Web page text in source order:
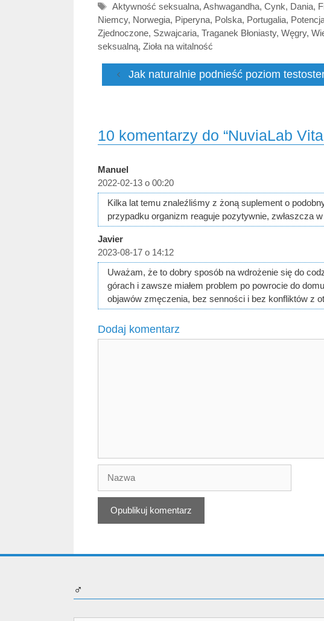
Tagi
Aktywność seksualna, Ashwagandha, Cynk, Dania,
Niemcy, Norwegia, Piperyna, Polska, Portugalia,
Zjednoczone, Szwajcaria, Traganek Błoniasty, Węgry,
seksualną, Zioła na witalność
Jak naturalnie podnieść poziom
10 komentarzy do “NuviaLab
Manuel
2022-02-13 o 00:20
Kilka lat temu znaleźliśmy z żoną suplement o
przypadku organizm reaguje pozytywnie, zwłaszcza
Javier
2023-08-17 o 14:12
Uważam, że to dobry sposób na wdrożenie się do
górach i zawsze miałem problem po powrocie do
objawów zmęczenia, bez senności i bez konfliktów z
Dodaj komentarz
♂